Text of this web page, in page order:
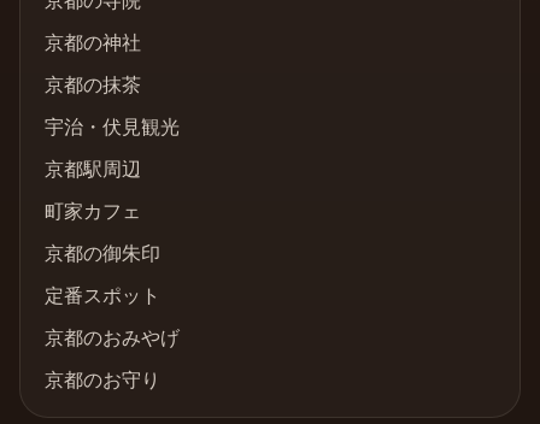
京都の神社
京都の抹茶
宇治・伏見観光
京都駅周辺
町家カフェ
京都の御朱印
定番スポット
京都のおみやげ
京都のお守り